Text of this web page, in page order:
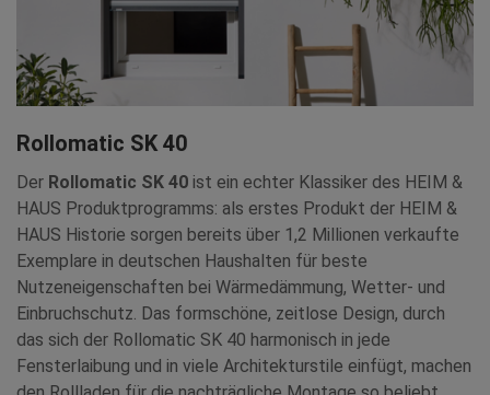
Rollomatic SK 40
Der Rollomatic SK 40 ist ein echter Klassiker des HEIM &
HAUS Produktprogramms: als erstes Produkt der HEIM &
HAUS Historie sorgen bereits über 1,2 Millionen verkaufte
Exemplare in deutschen Haushalten für beste
Nutzeneigenschaften bei Wärmedämmung, Wetter- und
Einbruchschutz. Das formschöne, zeitlose Design, durch
das sich der Rollomatic SK 40 harmonisch in jede
Fensterlaibung und in viele Architekturstile einfügt, machen